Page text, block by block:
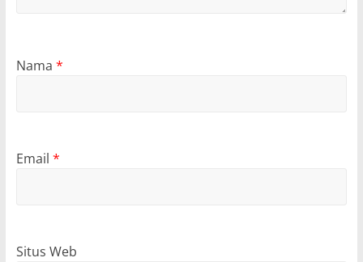
Nama *
Email *
Situs Web